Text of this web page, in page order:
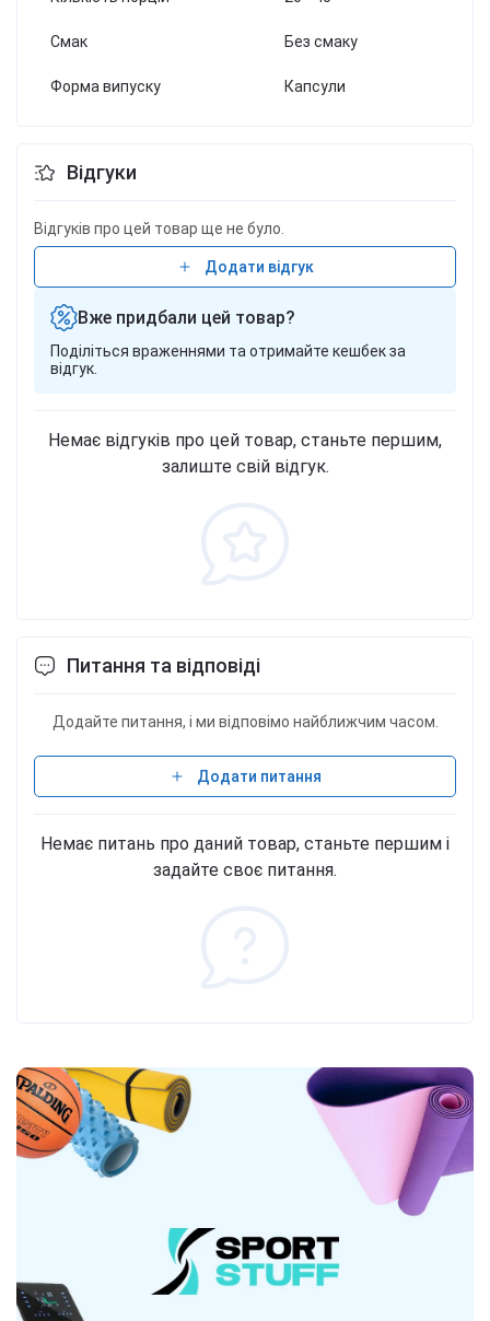
Смак Без смаку
Форма випуску Капсули
Відгуки
Відгуків про цей товар ще не було.
Додати відгук
Вже придбали цей товар?
Поділіться враженнями та отримайте кешбек за
відгук.
Немає відгуків про цей товар, станьте першим,
залиште свій відгук.
Питання та відповіді
Додайте питання, і ми відповімо найближчим часом.
Додати питання
Немає питань про даний товар, станьте першим і
задайте своє питання.